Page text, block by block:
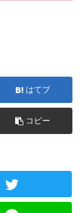
はてブ
コピー